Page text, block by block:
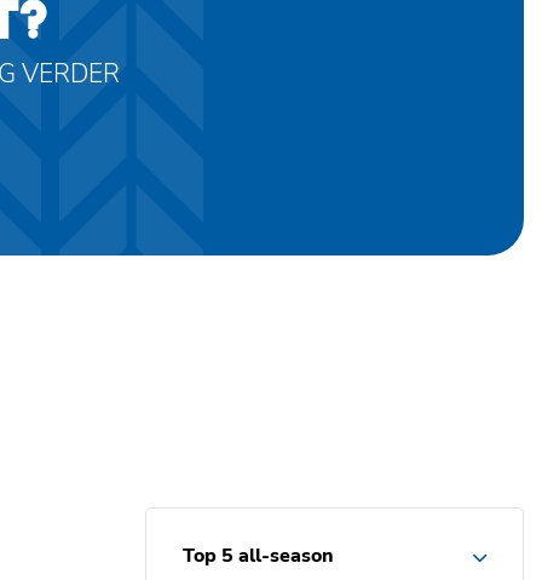
VERDER
Top 5 all-season